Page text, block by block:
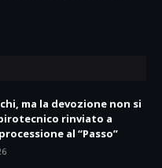
ma la devozione non si
rinviato a
al “Passo”